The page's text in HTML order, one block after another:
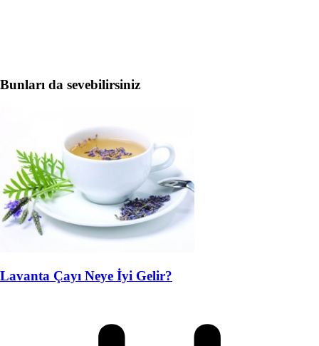
Bunları da sevebilirsiniz
Lavanta Çayı Neye İyi Gelir?